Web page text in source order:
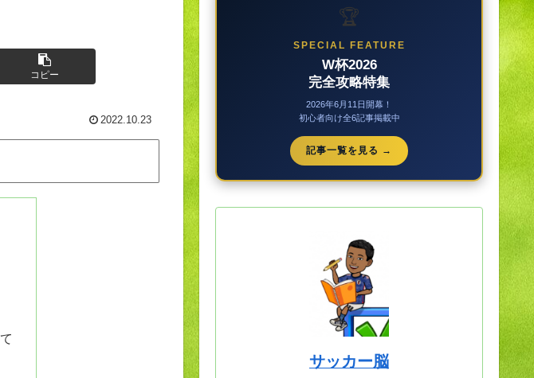
コピー
2022.10.23
🏆
SPECIAL FEATURE
W杯2026
完全攻略特集
2026年6月11日開幕！
初心者向け全6記事掲載中
記事一覧を見る →
サッカー脳